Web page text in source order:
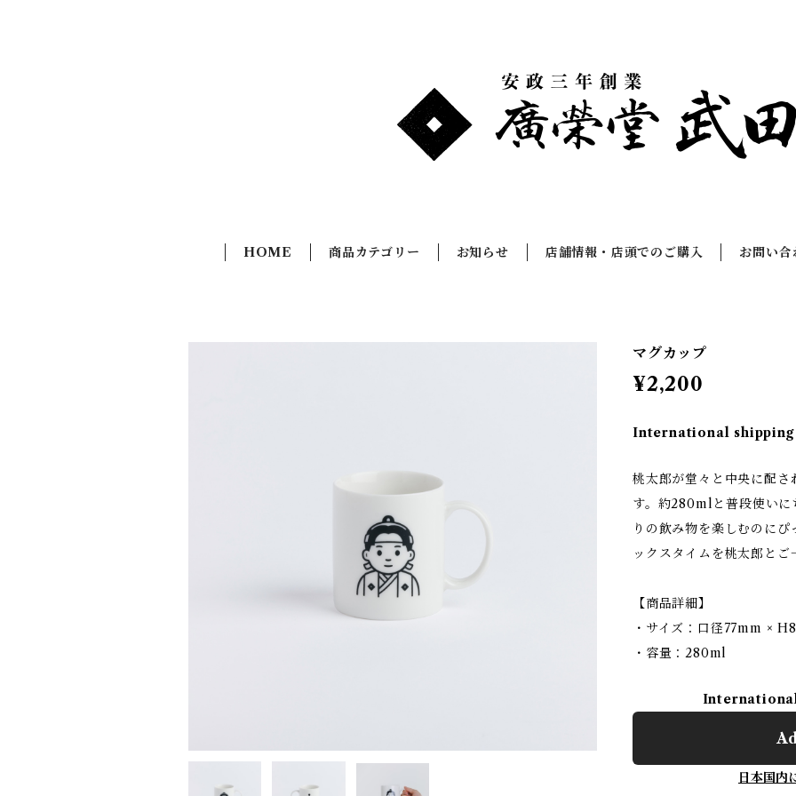
HOME 商品カテゴリー お知らせ 店舗情報・店頭でのご購入 お問い合
マグカップ
¥2,200
International
桃太郎が堂々と中央に配
す。約280mlと普段使いに
りの飲み物を楽しむのに
ックスタイムを桃太郎とご
【商品詳細】
・サイズ：口径77mm ×
・容量：280ml
日本国内